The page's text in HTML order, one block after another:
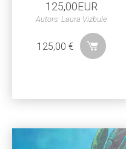
125,00EUR
Autors: Laura Vizbule
125,00 €